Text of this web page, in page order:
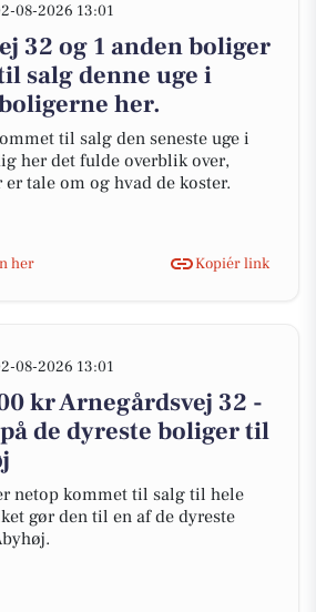
08-2026 13:01
32 og 1 anden boliger
salg denne uge i
her.
til salg den seneste uge i
her det fulde overblik over,
tale om og hvad de koster.
her
Kopiér link
08-2026 13:01
kr Arnegårdsvej 32 -
de dyreste boliger til
netop kommet til salg til hele
gør den til en af de dyreste